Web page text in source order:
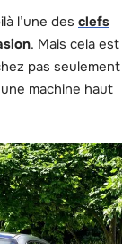
l’une des clefs
. Mais cela est
pas seulement
machine haut